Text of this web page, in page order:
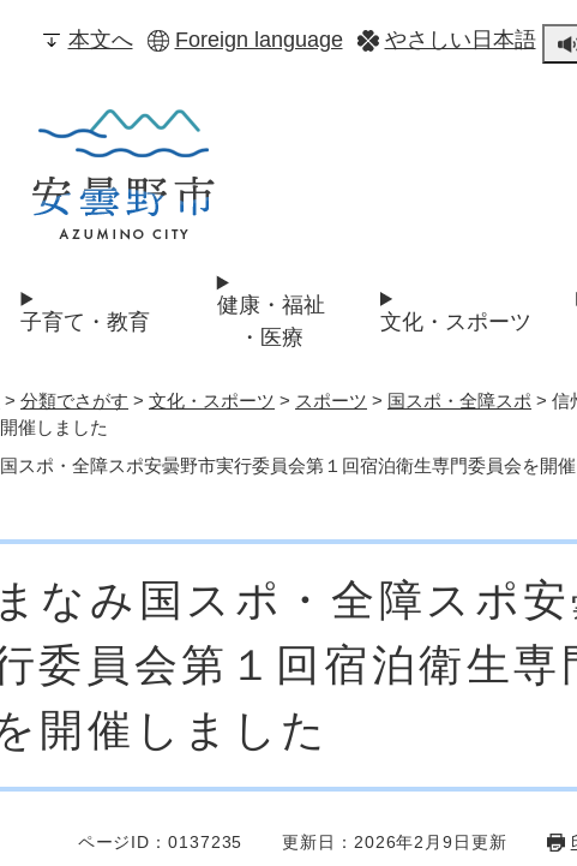
本文へ Foreign language やさしい日本語
子育て・教育
健康・福祉
・医療
文化・スポーツ
> 分類でさがす > 文化・スポーツ > スポーツ > 国スポ・全障スポ > 信
催しました
スポ・全障スポ安曇野市実行委員会第１回宿泊衛生専門委員会を開
なみ国スポ・全障スポ安
委員会第１回宿泊衛生専
開催しました
ページID：0137235 更新日：2026年2月9日更新